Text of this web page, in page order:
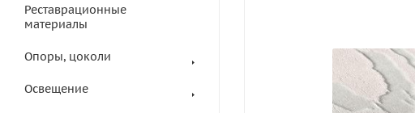
Реставрационные
материалы
Опоры, цоколи
Освещение